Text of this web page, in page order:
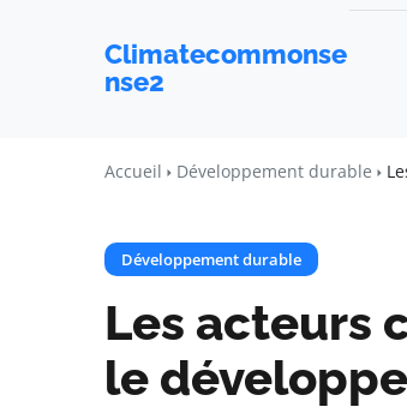
Climatecommonse
nse2
Accueil Développement durable
Développement durable
Les acteurs
le